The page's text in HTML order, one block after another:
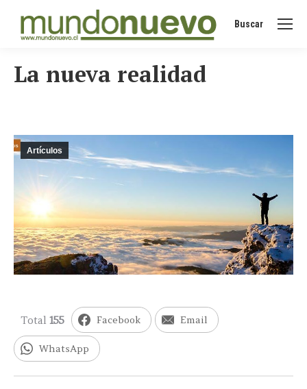
Buscar:
Buscar
La nueva realidad
Artículos
Total 155 Facebook Email
WhatsApp